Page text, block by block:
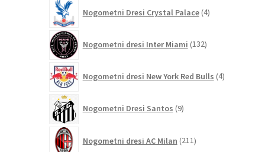
Nogometni Dresi Crystal Palace 4izdelki
Nogometni dresi Inter Miami 132izdelkov
Nogometni dresi New York Red Bulls 4izdelki
Nogometni Dresi Santos 9izdelkov
Nogometni dresi AC Milan 211izdelkov